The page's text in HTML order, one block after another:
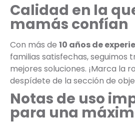
Calidad en la
mamás confían
Con más de 10 años de
familias satisfechas, seguimos
mejores soluciones. ¡Marca la
despídete de la sección de
Notas de uso
para una